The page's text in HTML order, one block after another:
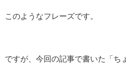
このようなフレーズです。
ですが、今回の記事で書いた「ち